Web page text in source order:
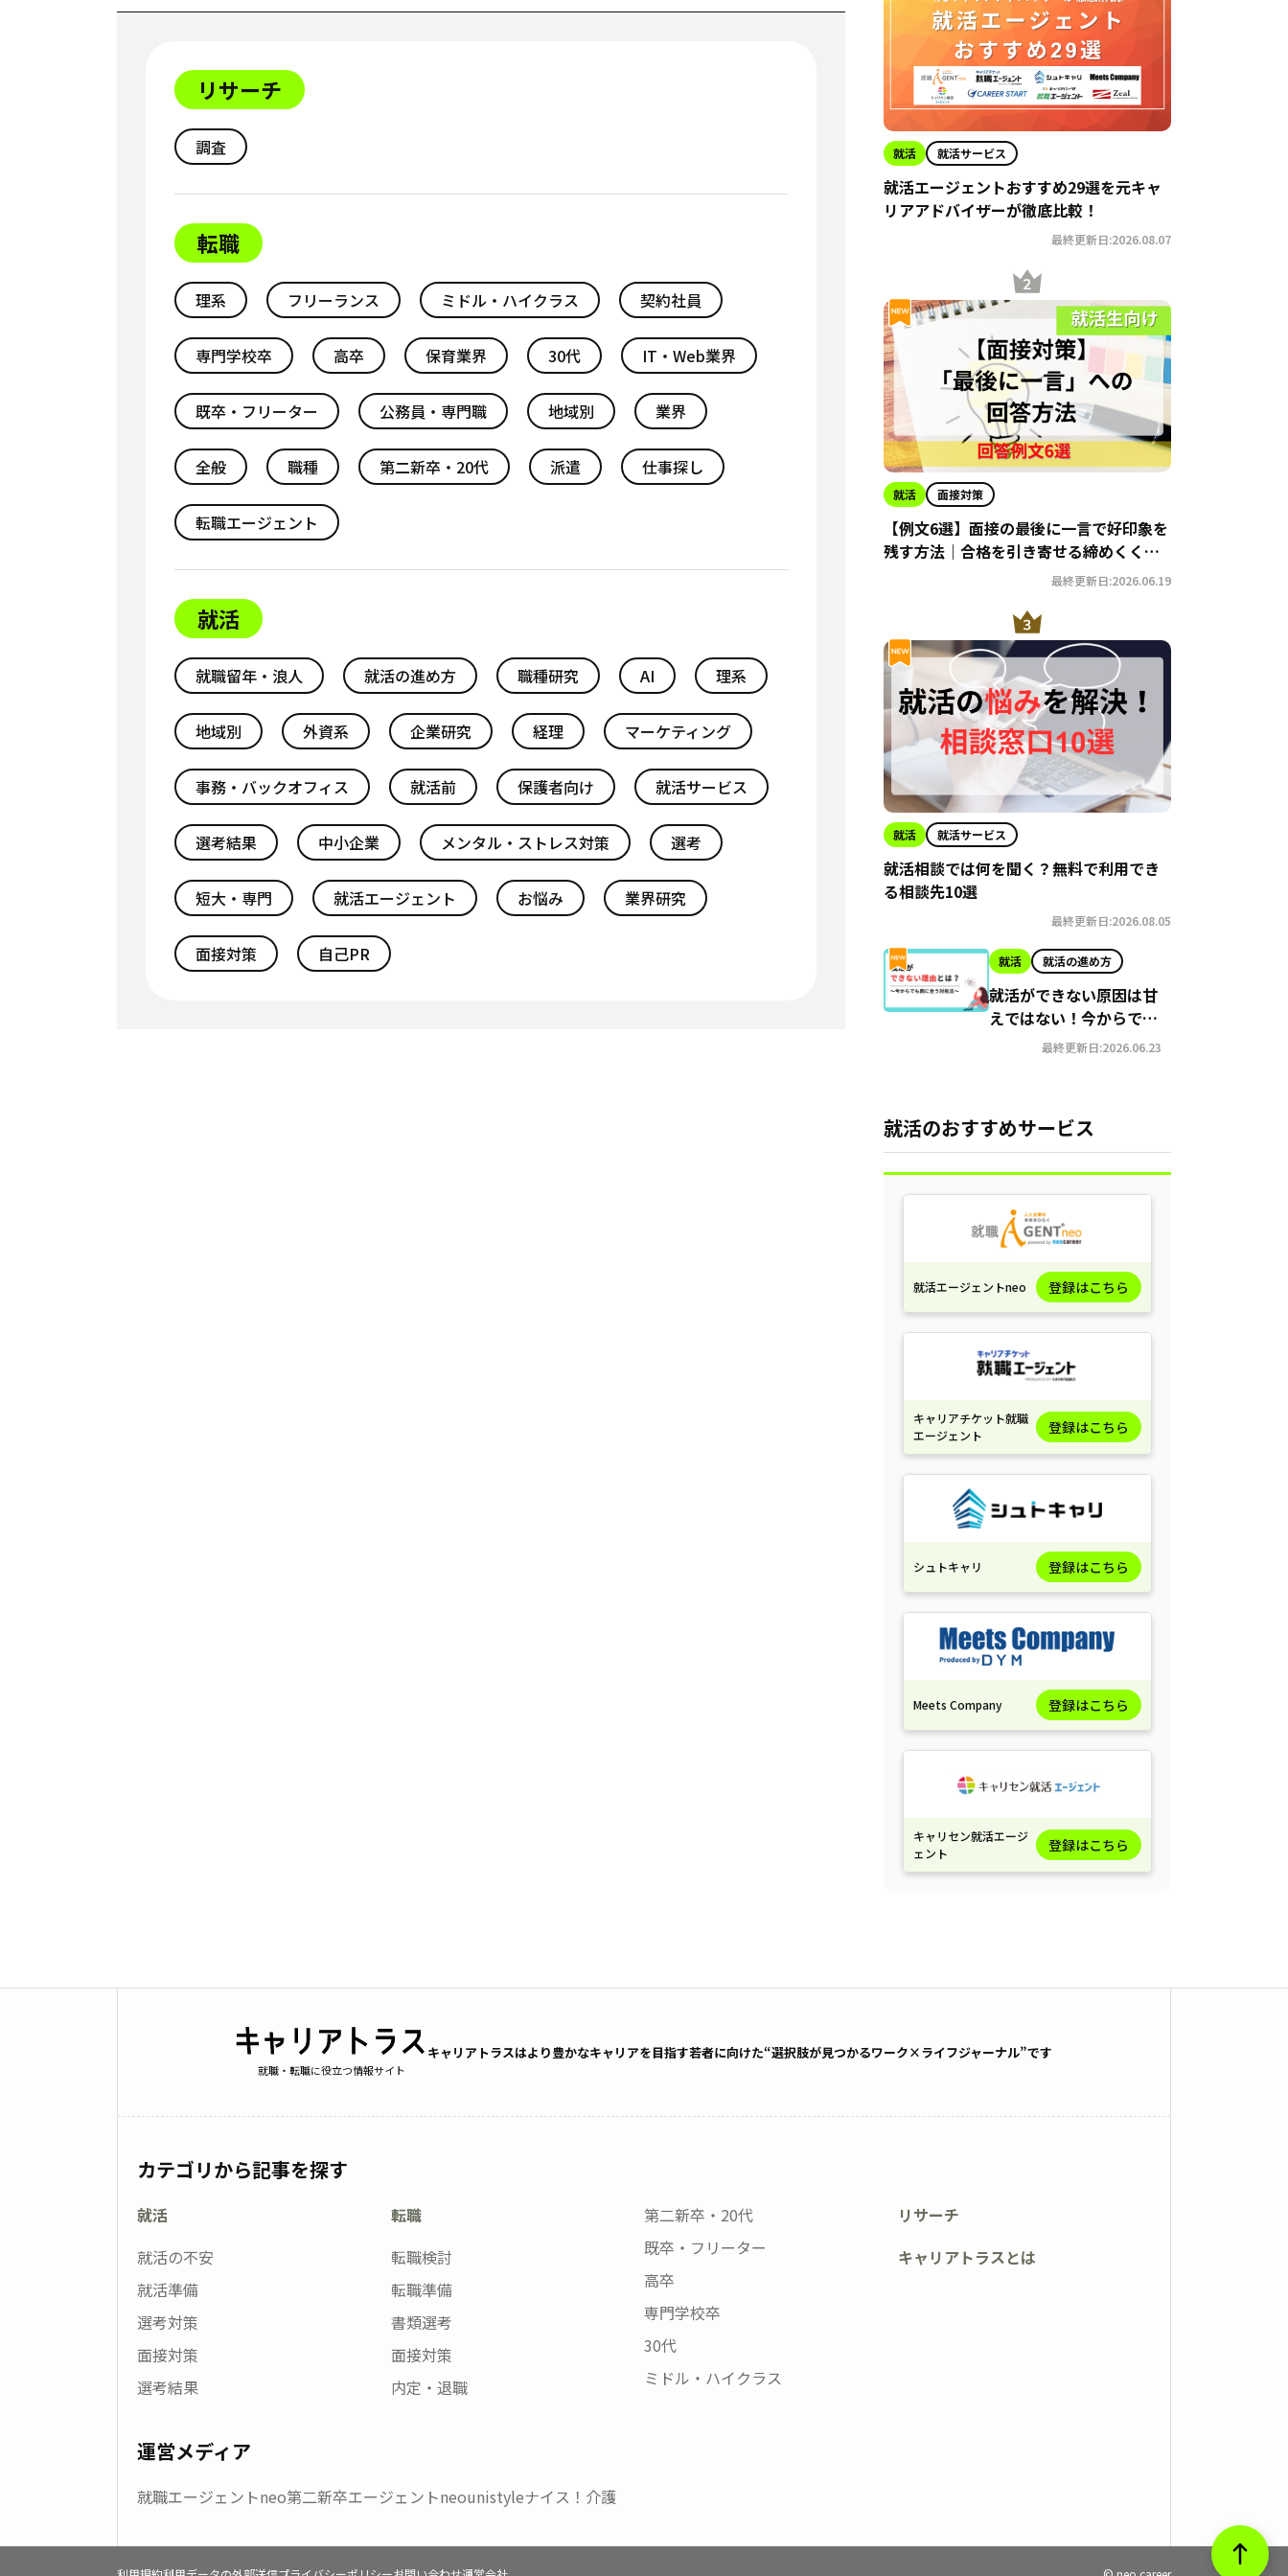
リサーチ
調査
転職
理系 フリーランス ミドル・ハイクラス 契約社員
専門学校卒 高卒 保育業界 30代 IT・Web業界
既卒・フリーター 公務員・専門職 地域別 業界
全般 職種 第二新卒・20代 派遣 仕事探し
転職エージェント
就活
就職留年・浪人 就活の進め方 職種研究 AI 理系
地域別 外資系 企業研究 経理 マーケティング
事務・バックオフィス 就活前 保護者向け 就活サービス
選考結果 中小企業 メンタル・ストレス対策 選考
短大・専門 就活エージェント お悩み 業界研究
面接対策 自己PR
就活 就活サービス
就活エージェントおすすめ29選を元キャ
リアアドバイザーが徹底比較！
最終更新日:2026.08.07
就活 面接対策
【例文6選】面接の最後に一言で好印象を
残す方法｜合格を引き寄せる締めくくり
最終更新日:2026.06.19
就活 就活サービス
就活相談では何を聞く？無料で利用でき
る相談先10選
最終更新日:2026.08.05
就活 就活の進め方
就活ができない原因は甘
えではない！今からでも
間に合う就職への対処法
最終更新日:2026.06.23
就活のおすすめサービス
就活エージェントneo 登録はこちら
キャリアチケット就職
エージェント
登録はこちら
シュトキャリ 登録はこちら
Meets Company 登録はこちら
キャリセン就活エージ
ェント
登録はこちら
就職・転職に役立つ情報サイト
キャリアトラスはより豊かなキャリアを目指す若者に向けた“選択肢が見つかるワーク×ライフジャーナル”です
カテゴリから記事を探す
就活
就活の不安
就活準備
選考対策
面接対策
選考結果
転職
転職検討
転職準備
書類選考
面接対策
内定・退職
第二新卒・20代
既卒・フリーター
高卒
専門学校卒
30代
ミドル・ハイクラス
リサーチ
キャリアトラスとは
運営メディア
就職エージェントneo第二新卒エージェントneounistyleナイス！介護